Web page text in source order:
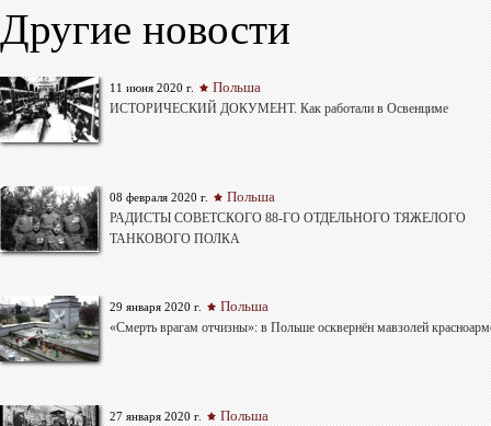
Другие новости
11 июня 2020 г. Польша
ИСТОРИЧЕСКИЙ ДОКУМЕНТ. Как работали в Освенциме
08 февраля 2020 г. Польша
РАДИСТЫ СОВЕТСКОГО 88-ГО ОТДЕЛЬНОГО ТЯЖЕЛОГО
ТАНКОВОГО ПОЛКА
29 января 2020 г. Польша
«Смерть врагам отчизны»: в Польше осквернён мавзолей
27 января 2020 г. Польша